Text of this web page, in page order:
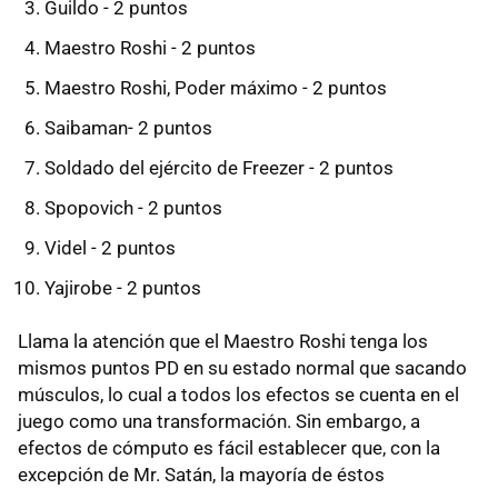
Guildo - 2 puntos
Maestro Roshi - 2 puntos
Maestro Roshi, Poder máximo - 2 puntos
Saibaman- 2 puntos
Soldado del ejército de Freezer - 2 puntos
Spopovich - 2 puntos
Videl - 2 puntos
Yajirobe - 2 puntos
Llama la atención que el Maestro Roshi tenga los
mismos puntos PD en su estado normal que sacando
músculos, lo cual a todos los efectos se cuenta en el
juego como una transformación. Sin embargo, a
efectos de cómputo es fácil establecer que, con la
excepción de Mr. Satán, la mayoría de éstos